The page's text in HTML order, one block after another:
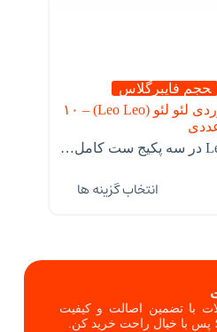
حجم فایبرگلاس
مجموعه گیره صخره‌نوردی لئو لئو (Leo Leo) – ۱۰
انتخاب گزینه ها
با تضمین اصالت و کیفیت
پس با خیال راحت خرید کن.